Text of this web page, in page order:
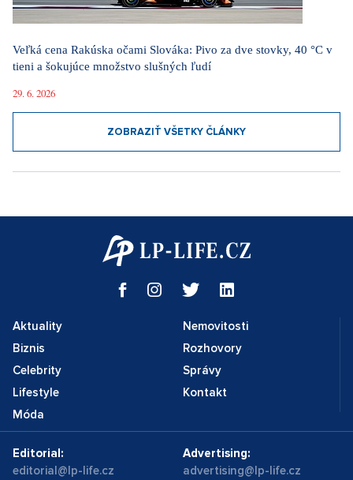
Veľká cena Rakúska očami Slováka: Pivo za dve stovky, 40 °C v
tieni a šokujúce množstvo slušných ľudí
29. 6. 2026
ZOBRAZIŤ VŠETKY ČLÁNKY
Aktuality
Biznis
Celebrity
Lifestyle
Móda
Nemovitosti
Rozhovory
Správy
Kontakt
Editorial:
editorial@lp-life.cz
Advertising:
advertising@lp-life.cz